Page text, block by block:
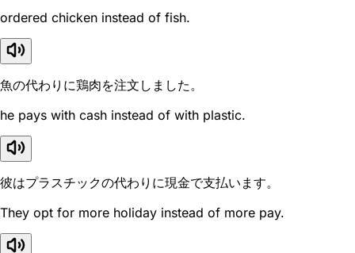
ordered chicken instead of fish.
魚の代わりに鶏肉を注文しました。
he pays with cash instead of with plastic.
彼はプラスチックの代わりに現金で支払います。
They opt for more holiday instead of more pay.